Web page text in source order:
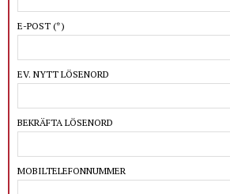
E-POST (*)
EV. NYTT LÖSENORD
BEKRÄFTA LÖSENORD
MOBILTELEFONNUMMER